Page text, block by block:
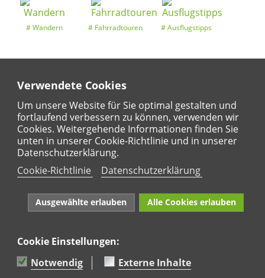
Verwendete Cookies
Um unsere Website für Sie optimal gestalten und
fortlaufend verbessern zu können, verwenden wir
Cookies. Weitergehende Informationen finden Sie
unten in unserer Cookie-Richtlinie und in unserer
Datenschutzerklärung.
Cookie-Richtlinie
Datenschutzerklärung
Ausgewählte erlauben Alle Cookies erlauben
Cookie Einstellungen:
Notwendig
Externe Inhalte
Wandern Fahrradtouren Ausflugstipps
Entdeckertouren Ansichten
Regional
Karte
Naturpark Rhein-Westerwald e.V. · Marktstraße 88·
56564 Neuwied · Tel: 02631 95 66 036